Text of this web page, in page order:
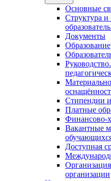
Основные
Структура и
Документы
Образование
Стипендии
Платные
Финансово-
Вакантные
Доступная
организации